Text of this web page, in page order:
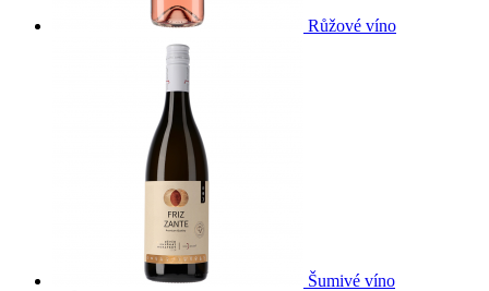
Růžové víno
Šumivé víno